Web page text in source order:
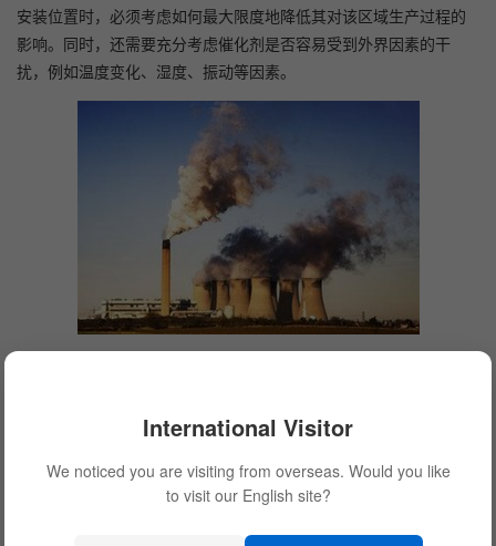
安装位置时，必须考虑如何最大限度地降低其对该区域生产过程的
影响。同时，还需要充分考虑催化剂是否容易受到外界因素的干
扰，例如温度变化、湿度、振动等因素。
部位通常是一个薄弱环节，容易产生泄漏或者堵塞等问题。为了确
并在连接处加装密封件或者防堵设备。
International Visitor
We noticed you are visiting from overseas. Would you like
to visit our English site?